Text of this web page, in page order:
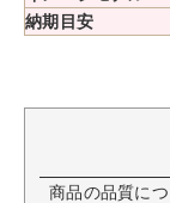
納期目安
商品の品質に